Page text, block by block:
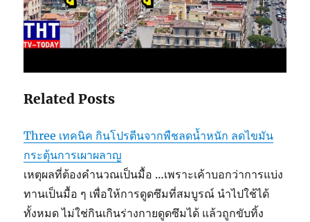
Related Posts
Three เทคนิค กินโปรตีนจากพืชลดน้ำหนัก ลดไขมัน
กระตุ้นการเผาผลาญ
เหตุผลที่ต้องคำนวณเป็นมื้อ …เพราะเค้าบอกว่าการแบ่ง
ทานเป็นมื้อ ๆ เพื่อให้การดูดซึมที่สมบูรณ์ นำไปใช้ได้
ทั้งหมด ไม่ใช่กินเกินร่างกายดูดซึมได้ แล้วถูกขับทิ้ง